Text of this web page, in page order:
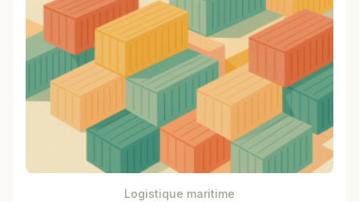
Logistique maritime